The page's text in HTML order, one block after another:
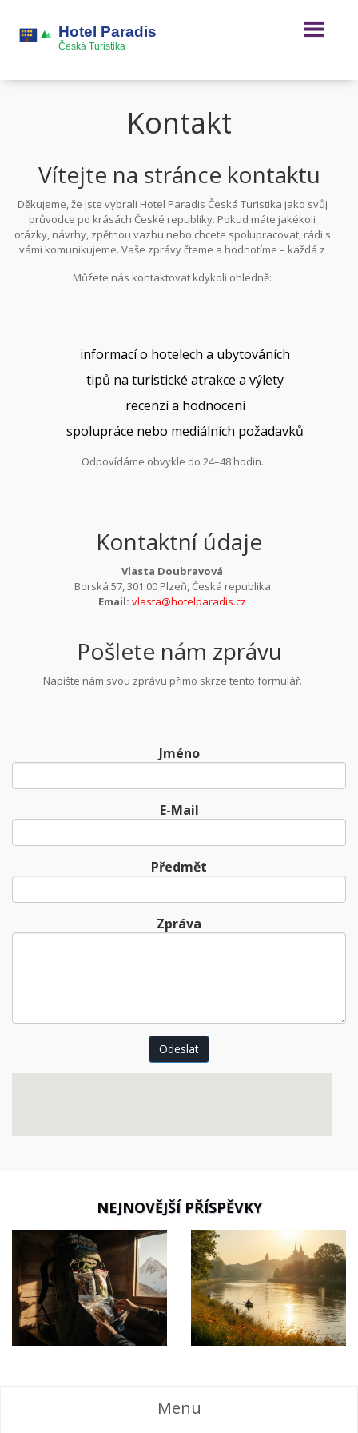
Kontakt
Vítejte na stránce kontaktu
Děkujeme, že jste vybrali Hotel Paradis Česká Turistika jako svůj
průvodce po krásách České republiky. Pokud máte jakékoli
otázky, návrhy, zpětnou vazbu nebo chcete spolupracovat, rádi s
vámi komunikujeme. Vaše zprávy čteme a hodnotíme – každá z
jako vy.
Můžete nás kontaktovat kdykoli ohledně:
informací o hotelech a ubytováních
tipů na turistické atrakce a výlety
recenzí a hodnocení
spolupráce nebo mediálních požadavků
Odpovídáme obvykle do 24–48 hodin.
Kontaktní údaje
Vlasta Doubravová
Borská 57, 301 00 Plzeň, Česká republika
Email: vlasta@hotelparadis.cz
Pošlete nám zprávu
Napište nám svou zprávu přímo skrze tento formulář.
Jméno
E-Mail
Předmět
Zpráva
Odeslat
NEJNOVĚJŠÍ PŘÍSPĚVKY
Menu